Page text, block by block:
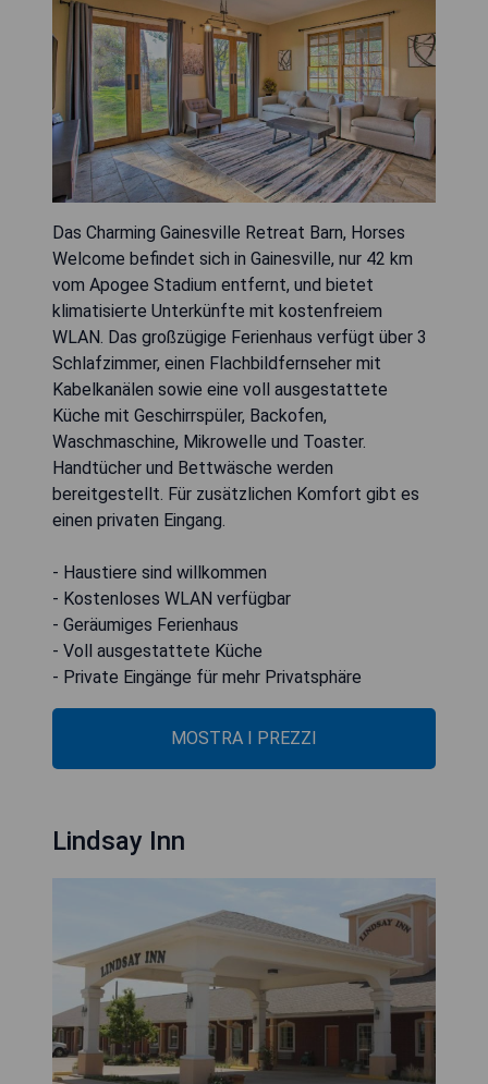
Das Charming Gainesville Retreat Barn, Horses
Welcome befindet sich in Gainesville, nur 42 km
vom Apogee Stadium entfernt, und bietet
klimatisierte Unterkünfte mit kostenfreiem
WLAN. Das großzügige Ferienhaus verfügt über 3
Schlafzimmer, einen Flachbildfernseher mit
Kabelkanälen sowie eine voll ausgestattete
Küche mit Geschirrspüler, Backofen,
Waschmaschine, Mikrowelle und Toaster.
Handtücher und Bettwäsche werden
bereitgestellt. Für zusätzlichen Komfort gibt es
einen privaten Eingang.
- Haustiere sind willkommen
- Kostenloses WLAN verfügbar
- Geräumiges Ferienhaus
- Voll ausgestattete Küche
- Private Eingänge für mehr Privatsphäre
MOSTRA I PREZZI
Lindsay Inn